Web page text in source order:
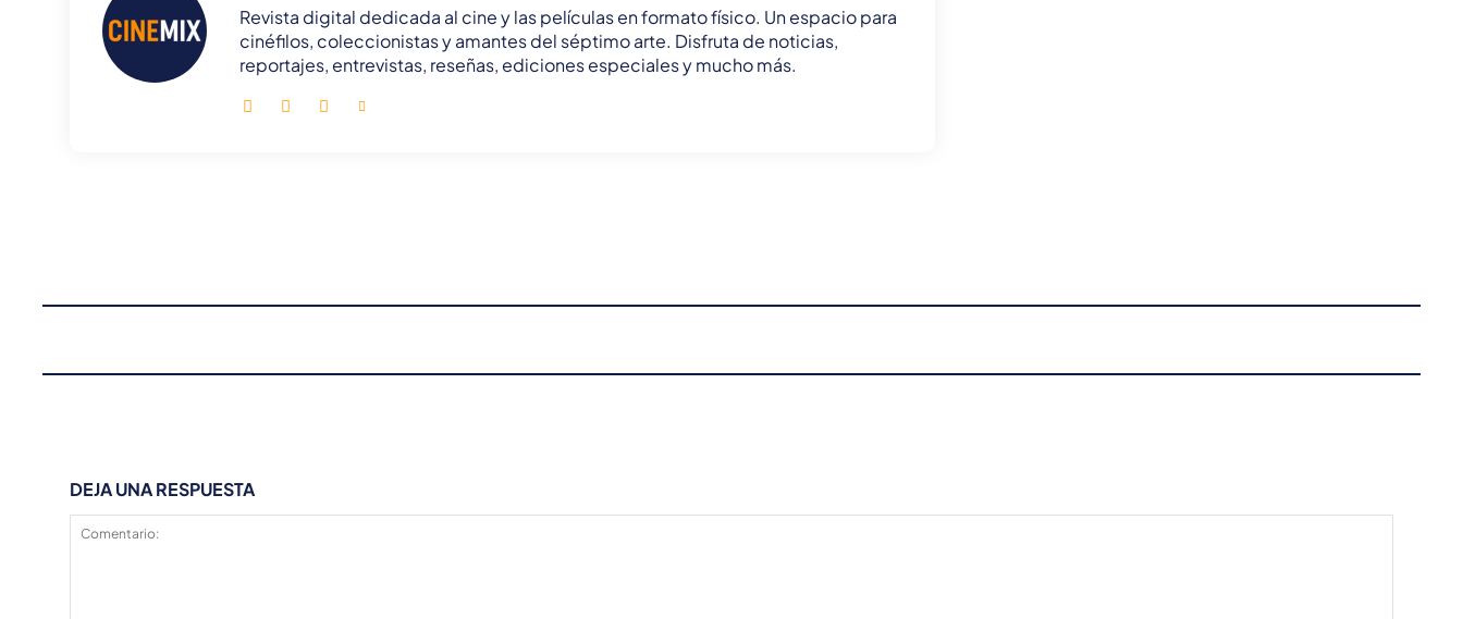
Revista digital dedicada al cine y las películas en formato físico. Un espacio para
cinéfilos, coleccionistas y amantes del séptimo arte. Disfruta de noticias,
reportajes, entrevistas, reseñas, ediciones especiales y mucho más.
DEJA UNA RESPUESTA